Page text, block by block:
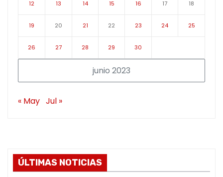
junio 2023
12 13 14 15 16 17 18
19 20 21 22 23 24 25
26 27 28 29 30
« May Jul »
ÚLTIMAS NOTICIAS